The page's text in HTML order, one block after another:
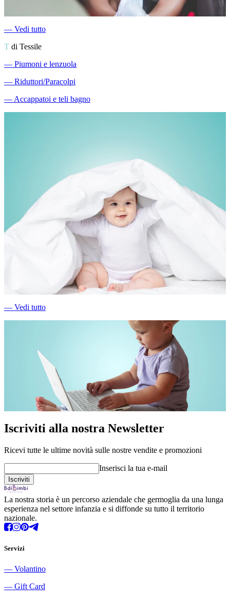
― Vedi tutto
T di Tessile
― Piumoni e lenzuola
― Riduttori/Paracolpi
―Accappatoi e teli bagno
― Vedi tutto
Iscriviti alla nostra Newsletter
Ricevi tutte le ultime novità sulle nostre vendite e promozioni
Inserisci la tua e-mail
La nostra storia è un percorso aziendale che germoglia da una lunga
esperienza nel settore infanzia e si diffonde su tutto il territorio
nazionale.
Servizi
― Volantino
― Gift Card